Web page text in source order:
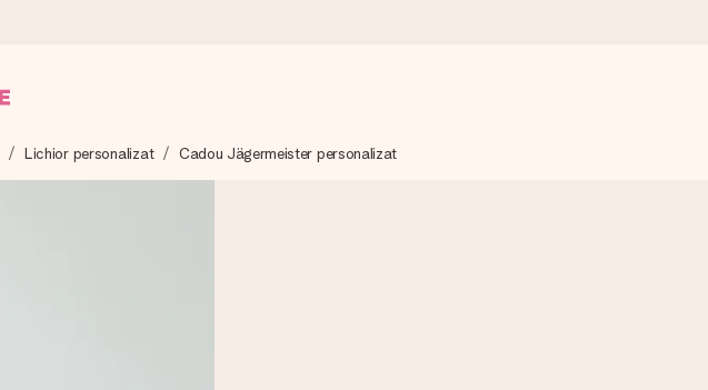
atunci când contează cel mai mult.
Lichior personalizat Cadou Jägermeister personalizat